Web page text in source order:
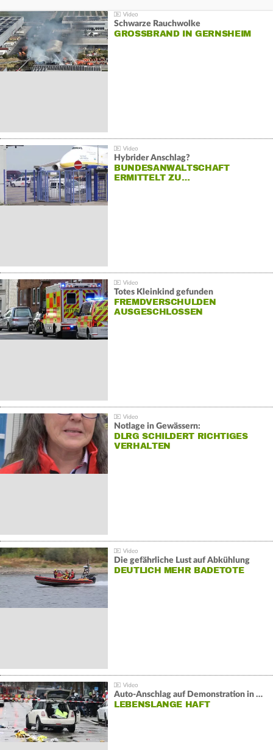
Schwarze Rauchwolke
GROSSBRAND IN GERNSHEIM
Hybrider Anschlag?
BUNDESANWALTSCHAFT
ERMITTELT ZU…
Totes Kleinkind gefunden
FREMDVERSCHULDEN
AUSGESCHLOSSEN
Notlage in Gewässern:
DLRG SCHILDERT RICHTIGES
VERHALTEN
Die gefährliche Lust auf Abkühlung
DEUTLICH MEHR BADETOTE
Auto-Anschlag auf Demonstration in München:
LEBENSLANGE HAFT